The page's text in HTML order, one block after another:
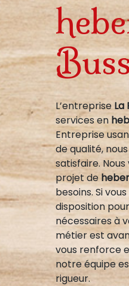
L’entreprise La
services en
Entreprise
de qualité,
satisfaire.
projet de
besoins. Si
disposition
nécessaires à
métier est
vous renforce
notre équipe
rigueur.